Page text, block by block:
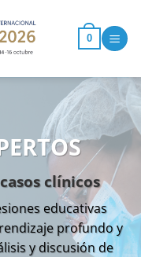
0
clínicos
educativas
profundo y
y discusión de